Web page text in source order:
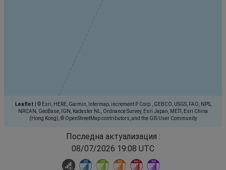
Leaflet
© Esri, HERE, Garmin, Intermap, increment P Corp., GEBCO, USGS, FAO, NPS,
NRCAN, GeoBase, IGN, Kadaster NL, Ordnance Survey, Esri Japan, METI, Esri China
(Hong Kong), © OpenStreetMap contributors, and the GIS User Community
Последна актуализация :
08/07/2026 19:08 UTC